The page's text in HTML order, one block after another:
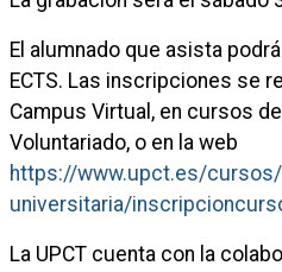
El alumnado que asista
ECTS. Las inscripciones se
Campus Virtual, en cursos
Voluntariado, o en la web
https://www.upct.es/
universitaria/
La UPCT cuenta con la